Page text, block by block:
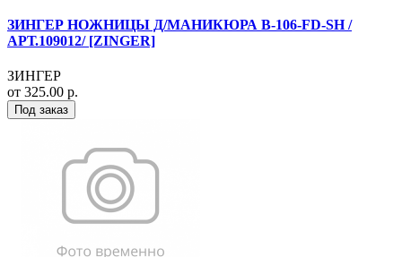
ЗИНГЕР НОЖНИЦЫ Д/МАНИКЮРА B-106-FD-SH /
АРТ.109012/ [ZINGER]
ЗИНГЕР
от 325.00 р.
Под заказ